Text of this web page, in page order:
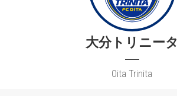
大分トリニータ
Oita Trinita